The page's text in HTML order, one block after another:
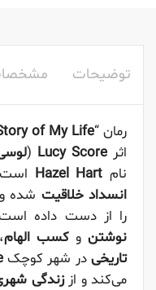
توضیحات
رمان “of My Life
اثر Lucy Score
(
نام Hazel Hart
انسداد خلاقیت شده و
را از دست داده
نوشتنوکسب الهام
تاریخیدر شهر کوچک
می‌کند و از زندگی